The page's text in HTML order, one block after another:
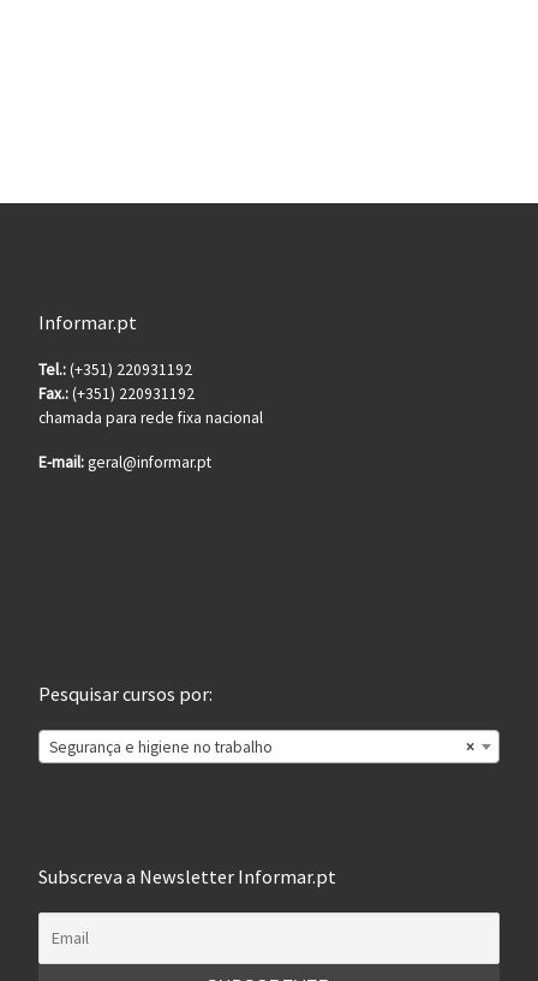
Informar.pt
Tel.:(+351) 220931192
Fax.:(+351) 220931192
chamada para rede fixa nacional
E-mail:geral@informar.pt
Pesquisar cursos por:
×
Segurança e higiene no trabalho
Subscreva a Newsletter Informar.pt